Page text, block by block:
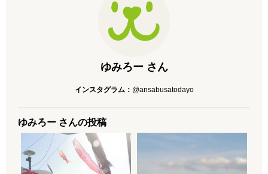
ゆみろー さん
インスタグラム： @ansabusatodayo
ゆみろー さんの投稿